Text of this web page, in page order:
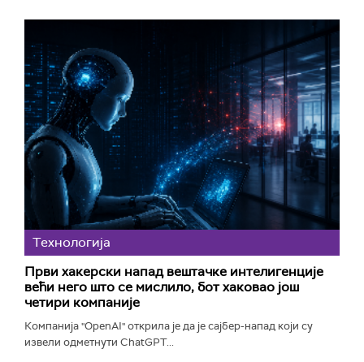
Технологијa
Први хакерски напад вештачке интелигенције
већи него што се мислило, бот хаковао још
четири компаније
Компанија "OpenAI" открила је да је сајбер-напад који су
извели одметнути ChatGPT...